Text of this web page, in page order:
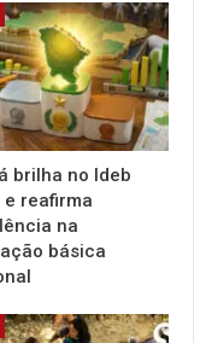
brilha no Ideb
e reafirma
na
básica